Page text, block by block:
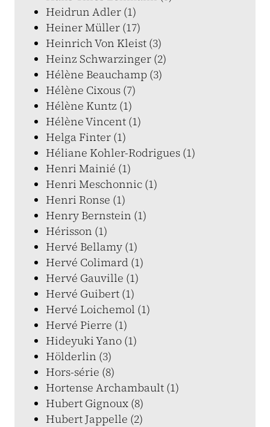
Heidrun Adler (1)
Heiner Müller (17)
Heinrich Von Kleist (3)
Heinz Schwarzinger (2)
Hélène Beauchamp (3)
Hélène Cixous (7)
Hélène Kuntz (1)
Hélène Vincent (1)
Helga Finter (1)
Héliane Kohler-Rodrigues (1)
Henri Mainié (1)
Henri Meschonnic (1)
Henri Ronse (1)
Henry Bernstein (1)
Hérisson (1)
Hervé Bellamy (1)
Hervé Colimard (1)
Hervé Gauville (1)
Hervé Guibert (1)
Hervé Loichemol (1)
Hervé Pierre (1)
Hideyuki Yano (1)
Hölderlin (3)
Hors-série (8)
Hortense Archambault (1)
Hubert Gignoux (8)
Hubert Jappelle (2)